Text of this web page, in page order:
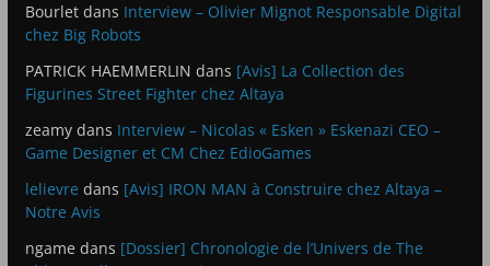
Bourletdans Interview – Olivier Mignot Responsable Digital
chez Big Robots
PATRICK HAEMMERLIN dans [Avis] La Collection des
Figurines Street Fighter chez Altaya
zeamydans Interview – Nicolas « Esken » Eskenazi CEO –
Game Designer et CM Chez EdioGames
lelievre dans [Avis] IRON MAN à Construire chez Altaya –
Notre Avis
ngame dans [Dossier] Chronologie de l’Univers de The